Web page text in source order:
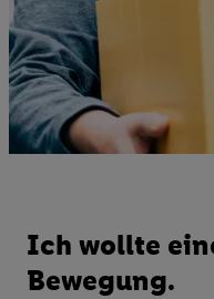
Ich wollte
Bewegung.